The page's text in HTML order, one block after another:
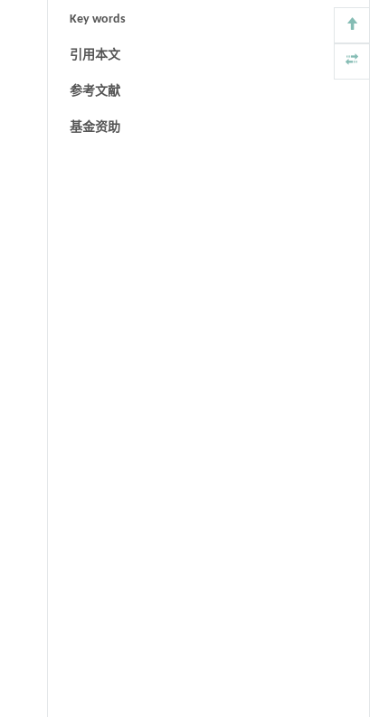
Key words
引用本文
参考文献
基金资助